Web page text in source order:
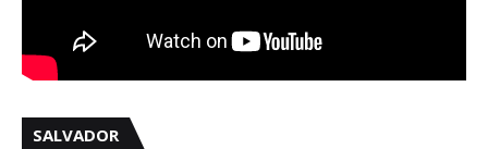
SALVADOR